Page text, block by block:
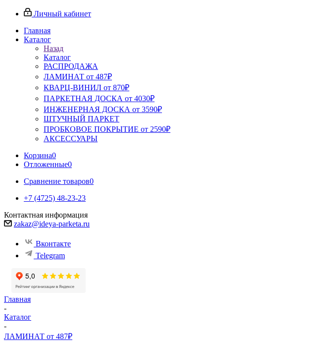
Личный кабинет
Главная
Каталог
Назад
Каталог
РАСПРОДАЖА
ЛАМИНАТ от 487₽
КВАРЦ-ВИНИЛ от 870₽
ПАРКЕТНАЯ ДОСКА от 4030₽
ИНЖЕНЕРНАЯ ДОСКА от 3590₽
ШТУЧНЫЙ ПАРКЕТ
ПРОБКОВОЕ ПОКРЫТИЕ от 2590₽
АКСЕССУАРЫ
Корзина0
Отложенные0
Сравнение товаров0
+7 (4725) 48-23-23
Контактная информация
zakaz@ideya-parketa.ru
Вконтакте
Telegram
Главная
-
Каталог
-
ЛАМИНАТ от 487₽